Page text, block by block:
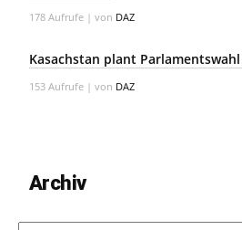
178 Aufrufe | von DAZ
Kasachstan plant
153 Aufrufe | von DAZ
Archiv
Archiv